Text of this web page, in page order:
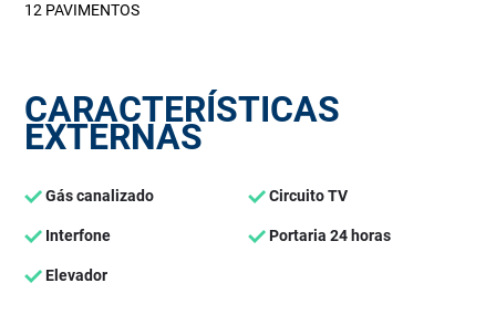
12 PAVIMENTOS
CARACTERÍSTICAS
EXTERNAS
Gás canalizado Circuito TV
Interfone Portaria 24 horas
Elevador